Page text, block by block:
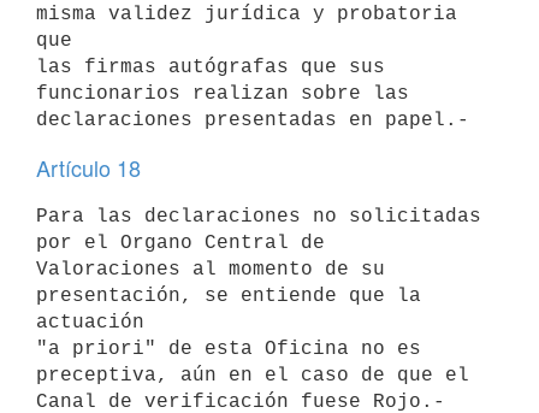
misma validez jurídica y probatoria
que
las firmas autógrafas que sus
funcionarios realizan sobre las
Artículo 18
Para las declaraciones no solicitadas
por el Organo Central de
Valoraciones al momento de su
presentación, se entiende que la
actuación
"a priori" de esta Oficina no es
preceptiva, aún en el caso de que el